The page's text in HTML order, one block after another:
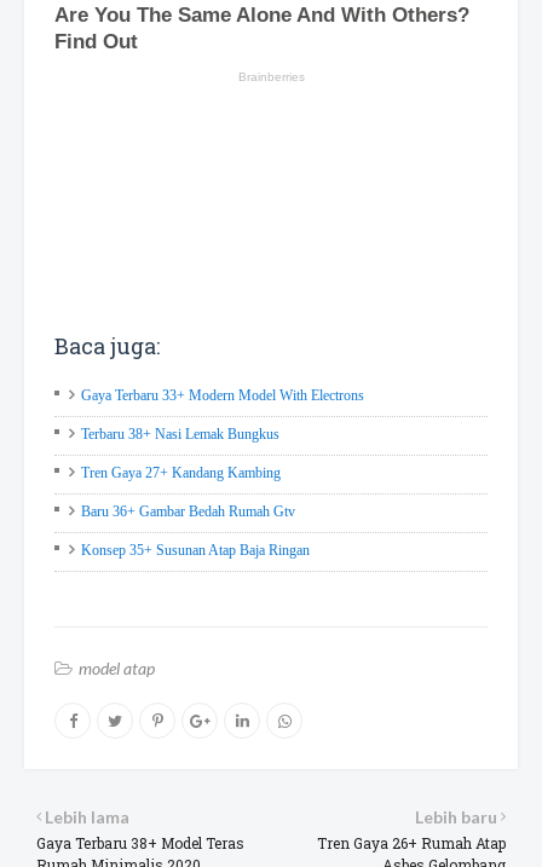
Baca juga:
Gaya Terbaru 33+ Modern Model With Electrons
Terbaru 38+ Nasi Lemak Bungkus
Tren Gaya 27+ Kandang Kambing
Baru 36+ Gambar Bedah Rumah Gtv
Konsep 35+ Susunan Atap Baja Ringan
model atap
Lebih baru
Tren Gaya 26+ Rumah Atap
Lebih lama
Gaya Terbaru 38+ Model Teras